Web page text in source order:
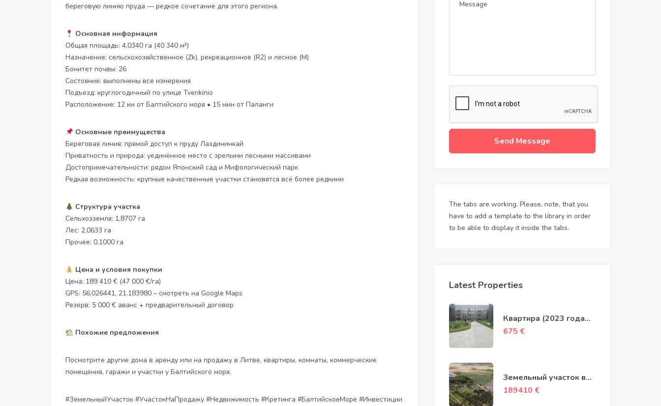
береговую линию пруда — редкое сочетание для этого региона.
Основная информация
Общая площадь: 4,0340 га (40 340 м²)
Назначение: сельскохозяйственное (Zk), рекреационное (R2) и лесное (M)
Бонитет почвы: 26
Состояние: выполнены все измерения
Подъезд: круглогодичный по улице Tvenkinio
Расположение: 12 км от Балтийского моря • 15 мин от Паланги
Основные преимущества
Береговая линия: прямой доступ к пруду Лаздининкай
Приватность и природа: уединённое место с зрелыми лесными массивами
Достопримечательности: рядом Японский сад и Мифологический парк
Редкая возможность: крупные качественные участки становятся всё более редкими
Структура участка
Сельхозземля: 1,8707 га
Лес: 2,0633 га
Прочее: 0,1000 га
Цена и условия покупки
Цена: 189 410 € (47 000 €/га)
GPS: 56.026441, 21.183980 – смотреть на Google Maps
Резерв: 5 000 € аванс + предварительный договор
Похожие предложения
Посмотрите другие дома в аренду или на продажу в Литве, квартиры, комнаты, коммерческие
помещения, гаражи и участки у Балтийского моря.
#ЗемельныйУчасток #УчастокНаПродажу #Недвижимость #Кретинга #БалтийскоеМоре #Инвестиции
Send Message
The tabs are working. Please, note, that you
have to add a template to the library in order
to be able to display it inside the tabs.
Latest Properties
Квартира (2023 года
постройки) на улице Šv.
675 €
Земельный участок в
деревне Саусдраваи
189410 €